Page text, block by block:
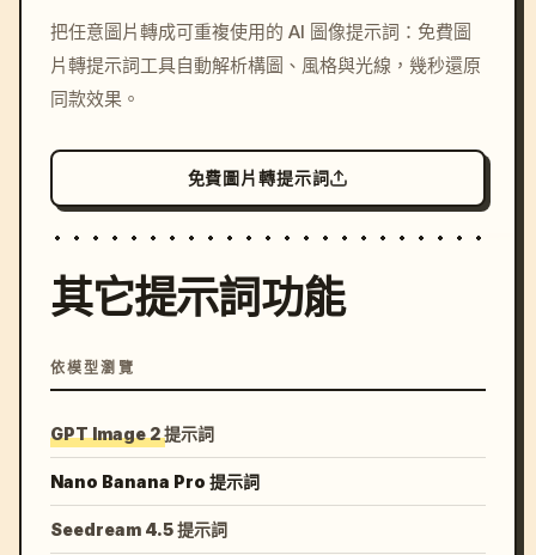
c, cyberpunk sunset, neon
colors, 8k --v 6.0
把任意圖片轉成可重複使用的 AI 圖像提示詞：免費圖
片轉提示詞工具自動解析構圖、風格與光線，幾秒還原
同款效果。
免費圖片轉提示詞
其它提示詞功能
依模型瀏覽
GPT Image 2 提示詞
Nano Banana Pro 提示詞
Seedream 4.5 提示詞